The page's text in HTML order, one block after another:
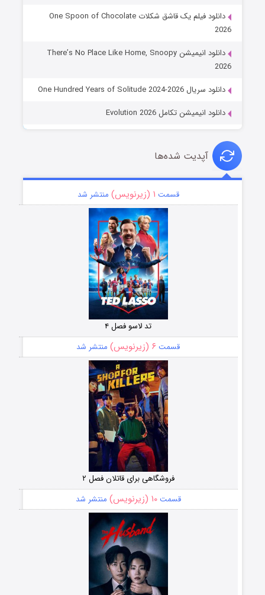
دانلود فیلم یک قاشق شکلات One Spoon of Chocolate
2026
دانلود انیمیشن There’s No Place Like Home, Snoopy
2026
دانلود سریال One Hundred Years of Solitude 2024-2026
دانلود انیمیشن تکامل Evolution 2026
آپدیت شده‌ها
قسمت ۱ (زیرنویس) منتشر شد
تد لاسو فصل ۴
قسمت ۶ (زیرنویس) منتشر شد
فروشگاهی برای قاتلان فصل ۲
قسمت۱۰ (زیرنویس) منتشر شد